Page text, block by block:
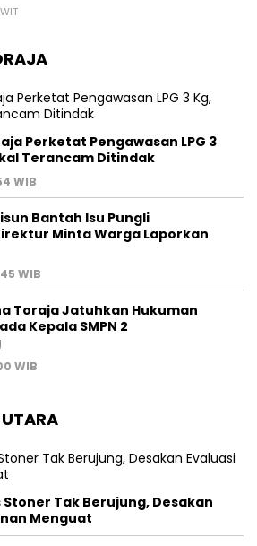
Perketat Pengawasan LPG 3
Terancam Ditindak
WIB
Bantah Isu Pungli
Minta Warga Laporkan
WIB
Toraja Jatuhkan Hukuman
Kepala SMPN 2
WIB
Stoner Tak Berujung, Desakan
Menguat